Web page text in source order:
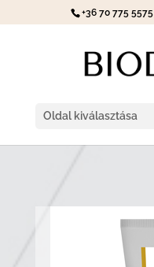
+36 70 775 5575
Oldal kiválasztása